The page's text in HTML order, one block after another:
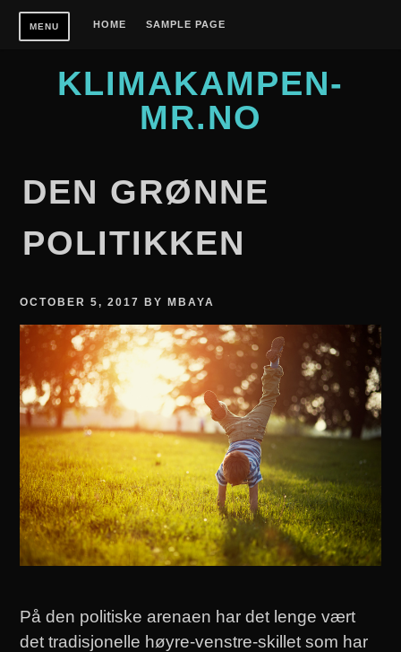
Skip
MENU HOME SAMPLE PAGE
KLIMAKAMPEN-
MR.NO
DEN GRØNNE
POLITIKKEN
OCTOBER 5, 2017 BY MBAYA
På den politiske arenaen har det lenge vært
det tradisjonelle høyre-venstre-skillet som har